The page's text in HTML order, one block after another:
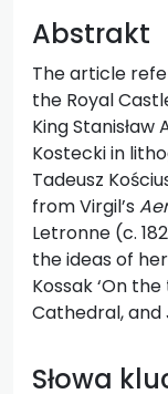
Abstrakt
The article
the Royal
King
Kostecki in
Tadeusz
from Virgil’s
Letronne (c.
the ideas of
Kossak ‘On
Cathedral, and
Słowa